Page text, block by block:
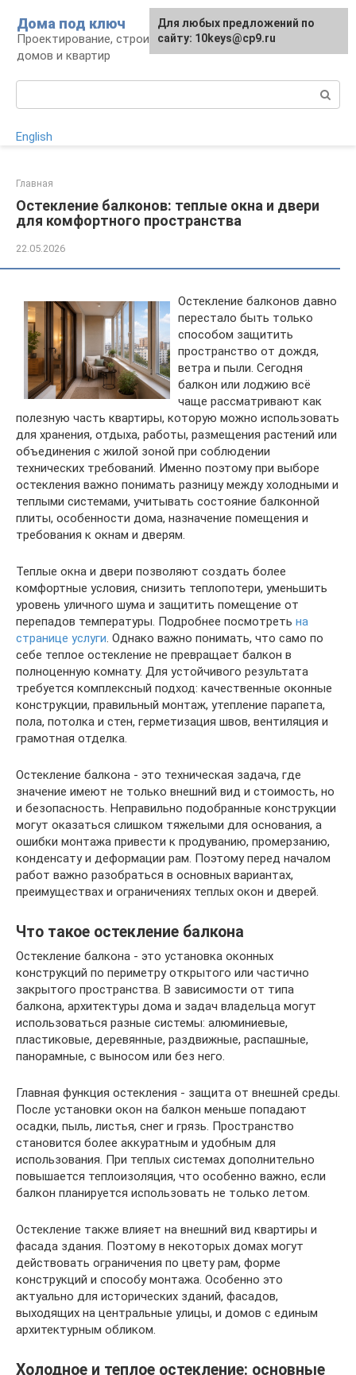
контенту
Дома под ключ
Проектирование, строительство и отделка
домов и квартир
English
Главная
Остекление балконов: теплые окна и двери
для комфортного пространства
22.05.2026
Остекление балконов давно
перестало быть только
способом защитить
пространство от дождя,
ветра и пыли. Сегодня
балкон или лоджию всё
чаще рассматривают как
полезную часть квартиры, которую можно использовать
для хранения, отдыха, работы, размещения растений или
объединения с жилой зоной при соблюдении
технических требований. Именно поэтому при выборе
остекления важно понимать разницу между холодными и
теплыми системами, учитывать состояние балконной
плиты, особенности дома, назначение помещения и
требования к окнам и дверям.
Теплые окна и двери позволяют создать более
комфортные условия, снизить теплопотери, уменьшить
уровень уличного шума и защитить помещение от
перепадов температуры. Подробнее посмотреть на
странице услуги. Однако важно понимать, что само по
себе теплое остекление не превращает балкон в
полноценную комнату. Для устойчивого результата
требуется комплексный подход: качественные оконные
конструкции, правильный монтаж, утепление парапета,
пола, потолка и стен, герметизация швов, вентиляция и
грамотная отделка.
Остекление балкона - это техническая задача, где
значение имеют не только внешний вид и стоимость, но
и безопасность. Неправильно подобранные конструкции
могут оказаться слишком тяжелыми для основания, а
ошибки монтажа привести к продуванию, промерзанию,
конденсату и деформации рам. Поэтому перед началом
работ важно разобраться в основных вариантах,
преимуществах и ограничениях теплых окон и дверей.
Что такое остекление балкона
Остекление балкона - это установка оконных
конструкций по периметру открытого или частично
закрытого пространства. В зависимости от типа
балкона, архитектуры дома и задач владельца могут
использоваться разные системы: алюминиевые,
пластиковые, деревянные, раздвижные, распашные,
панорамные, с выносом или без него.
Главная функция остекления - защита от внешней среды.
После установки окон на балкон меньше попадают
осадки, пыль, листья, снег и грязь. Пространство
становится более аккуратным и удобным для
использования. При теплых системах дополнительно
повышается теплоизоляция, что особенно важно, если
балкон планируется использовать не только летом.
Остекление также влияет на внешний вид квартиры и
фасада здания. Поэтому в некоторых домах могут
действовать ограничения по цвету рам, форме
конструкций и способу монтажа. Особенно это
актуально для исторических зданий, фасадов,
выходящих на центральные улицы, и домов с единым
архитектурным обликом.
Холодное и теплое остекление: основные
Для любых предложений по
сайту: 10keys@cp9.ru